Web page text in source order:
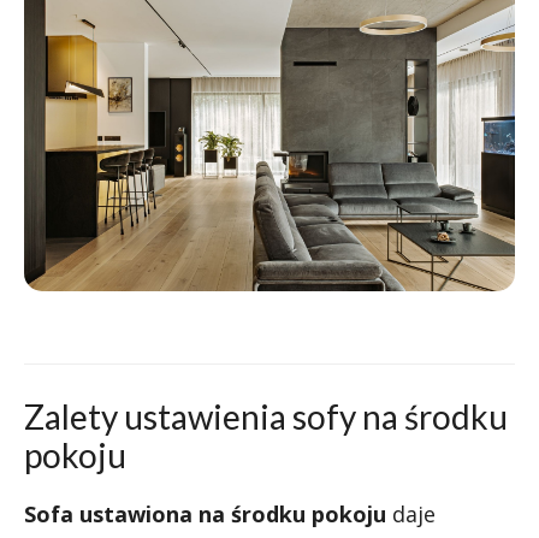
Zalety ustawienia sofy na środku
pokoju
Sofa ustawiona na środku pokoju daje